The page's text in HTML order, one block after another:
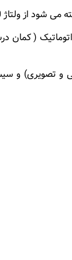
380 استفاده می کند.
( کمان